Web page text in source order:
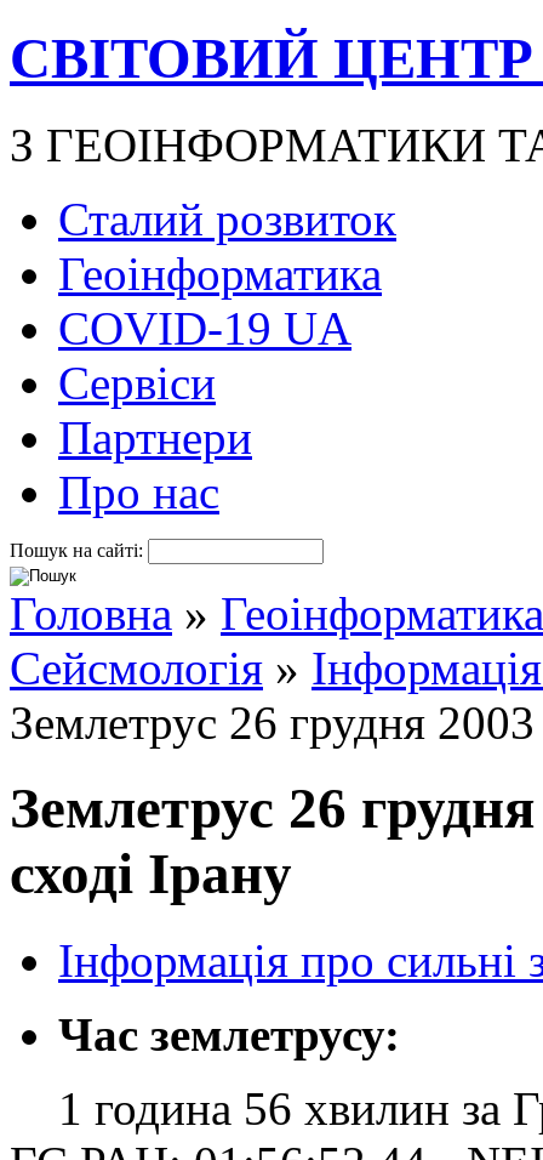
СВІТОВИЙ
З ГЕОІНФОРМАТИКИ
Сталий розвиток
Геоінформатика
COVID-19 UA
Сервіси
Партнери
Про нас
Пошук на сайті:
Головна » Геоінформатика
Сейсмологія »
Землетрус 26 грудня
Землетрус 26
сході Ірану
Інформація про сильні
Час землетрусу:
1 година 56 хвилин за